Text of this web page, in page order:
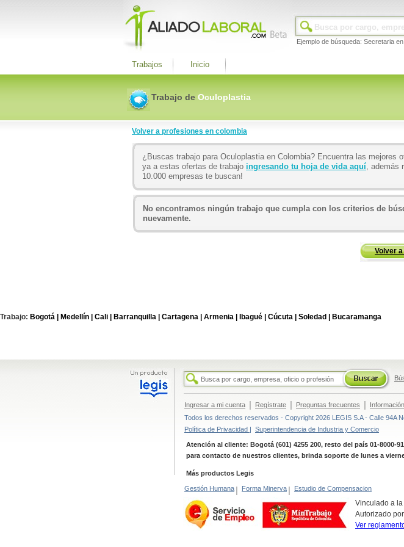
Ejemplo de búsqueda: Secretaria
Trabajos Inicio
Trabajo de Oculoplastia
Volver a profesiones en colombia
¿Buscas trabajo para Oculoplastia en Colombia? Encuentra las mejores
ya a estas ofertas de trabajo ingresando tu hoja de vida aquí, además
10.000 empresas te buscan!
No encontramos ningún trabajo que cumpla con los criterios de
nuevamente.
Volver
Trabajo: Bogotá | Medellín | Cali | Barranquilla | Cartagena | Armenia | Ibagué | Cúcuta | Soledad | Bucaramanga
Ingresar a mi cuenta | Regístrate | Preguntas frecuentes |
Todos los derechos reservados - Copyright 2026 LEGIS S.A - Calle 94A
Política de Privacidad | Superintendencia de Industria y Comercio
Atención al cliente: Bogotá (601) 4255 200, resto del país 01-8000-
para contacto de nuestros clientes, brinda soporte de lunes a
Más productos Legis
Gestión Humana | Forma Minerva | Estudio de Compensacion
Vinculado a
Autorizado
Ver